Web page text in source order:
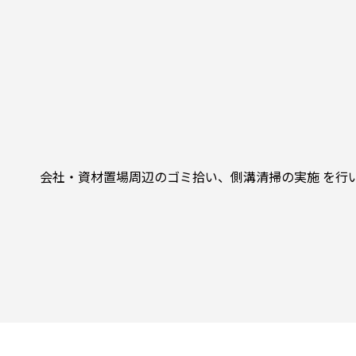
会社・資材置場周辺のゴミ拾い、側溝清掃の実施 を行